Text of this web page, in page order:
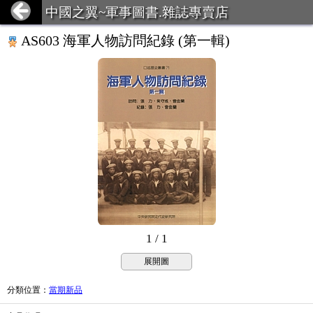
中國之翼~軍事圖書.雜誌專賣店
AS603 海軍人物訪問紀錄 (第一輯)
1 / 1
展開圖
分類位置 ： 當期新品